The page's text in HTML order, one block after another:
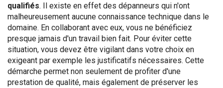
qualifiés. Il existe en effet des dépanneurs qui n'ont
malheureusement aucune connaissance technique dans le
domaine. En collaborant avec eux, vous ne bénéficiez
presque jamais d'un travail bien fait. Pour éviter cette
situation, vous devez être vigilant dans votre choix en
exigeant par exemple les justificatifs nécessaires. Cette
démarche permet non seulement de profiter d'une
prestation de qualité, mais également de préserver les